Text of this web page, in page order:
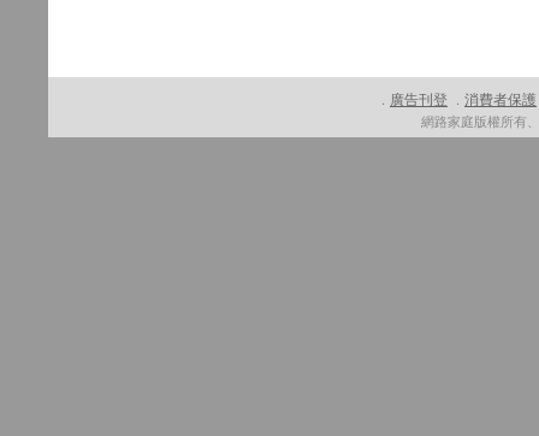
廣告刊登 消費者保護
網路家庭版權所有